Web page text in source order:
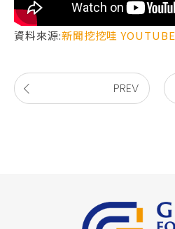
資料來源:新聞挖挖哇 YOUTUBE
PREV